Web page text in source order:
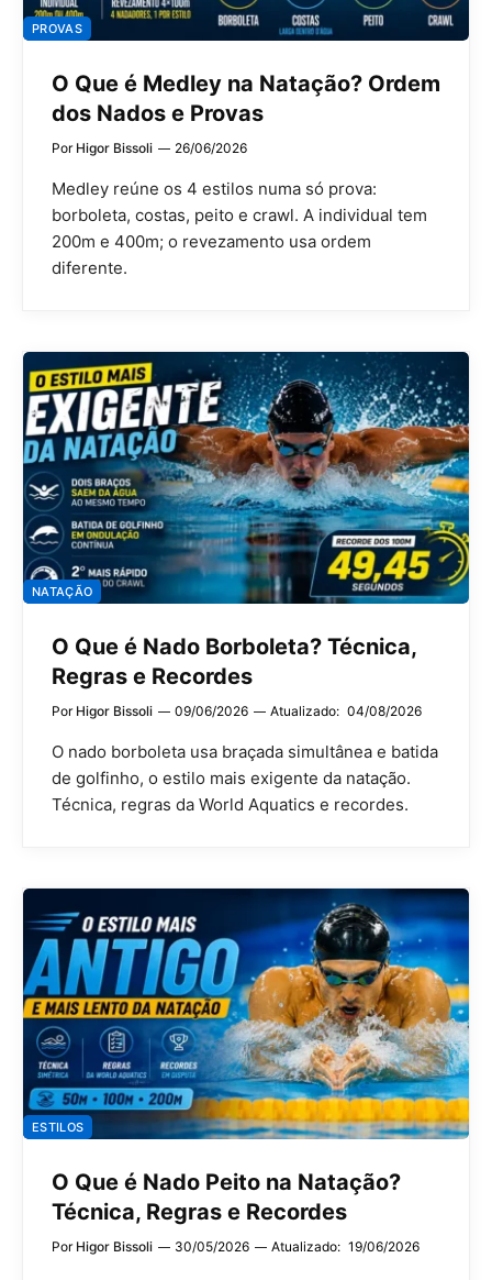
PROVAS
O Que é Medley na Natação? Ordem
dos Nados e Provas
Por Higor Bissoli 26/06/2026
Medley reúne os 4 estilos numa só prova:
borboleta, costas, peito e crawl. A individual tem
200m e 400m; o revezamento usa ordem
diferente.
NATAÇÃO
O Que é Nado Borboleta? Técnica,
Regras e Recordes
Por Higor Bissoli 09/06/2026 Atualizado: 04/08/2026
O nado borboleta usa braçada simultânea e batida
de golfinho, o estilo mais exigente da natação.
Técnica, regras da World Aquatics e recordes.
ESTILOS
O Que é Nado Peito na Natação?
Técnica, Regras e Recordes
Por Higor Bissoli 30/05/2026 Atualizado: 19/06/2026